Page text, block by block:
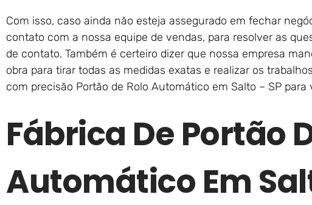
Com isso, caso ainda não esteja assegurado em fechar
contato com a nossa equipe de vendas, para resolver as
de contato. Também é certeiro dizer que nossa empresa
obra para tirar todas as medidas exatas e realizar os
com precisão Portão de Rolo Automático em Salto – SP para
Fábrica De Portão
Automático Em